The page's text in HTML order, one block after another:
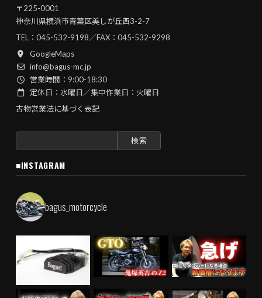
〒225-0001
神奈川県横浜市青葉区美しが丘西3-2-7
TEL： 045-532-9198／FAX：045-532-9298
GoogleMaps
info@bagus-mc.jp
営業時間：9:00-18:30
定休日：水曜日／集中作業日：火曜日
古物営業法に基づく表記
検
■INSTAGRAM
bagus_motorcycle